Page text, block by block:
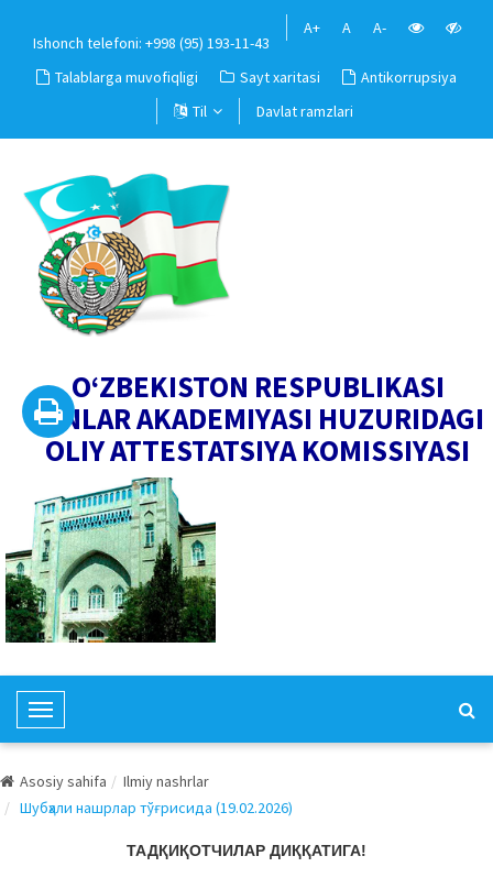
Ishonch telefoni: +998 (95) 193-11-43
A+ A A-
Talablarga muvofiqligi Sayt xaritasi
Antikorrupsiya
Til
Davlat ramzlari
O‘ZBEKISTON RESPUBLIKASI
FANLAR AKADEMIYASI HUZURIDAGI
OLIY ATTESTATSIYA KOMISSIYASI
T
o
g
l
Asosiy sahifa
Ilmiy nashrlar
Шубҳали нашрлар тўғрисида (19.02.2026)
ТАДҚИҚОТЧИЛАР ДИҚҚАТИГА!